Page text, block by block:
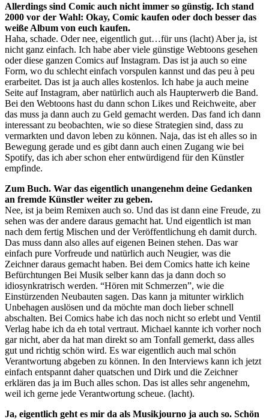
Allerdings sind Comic auch nicht immer so günstig. Ich stand
2000 vor der Wahl: Okay, Comic kaufen oder doch besser das
weiße Album von euch kaufen.
Haha, schade. Oder nee, eigentlich gut…für uns (lacht) Aber ja, ist
nicht ganz einfach. Ich habe aber viele günstige Webtoons gesehen
oder diese ganzen Comics auf Instagram. Das ist ja auch so eine
Form, wo du schlecht einfach vorspulen kannst und das peu à peu
erarbeitet. Das ist ja auch alles kostenlos. Ich habe ja auch meine
Seite auf Instagram, aber natürlich auch als Haupterwerb die Band.
Bei den Webtoons hast du dann schon Likes und Reichweite, aber
das muss ja dann auch zu Geld gemacht werden. Das fand ich dann
interessant zu beobachten, wie so diese Strategien sind, dass zu
vermarkten und davon leben zu können. Naja, das ist eh alles so in
Bewegung gerade und es gibt dann auch einen Zugang wie bei
Spotify, das ich aber schon eher entwürdigend für den Künstler
empfinde.
Zum Buch. War das eigentlich unangenehm deine Gedanken
an fremde Künstler weiter zu geben.
Nee, ist ja beim Remixen auch so. Und das ist dann eine Freude, zu
sehen was der andere daraus gemacht hat. Und eigentlich ist man
nach dem fertig Mischen und der Veröffentlichung eh damit durch.
Das muss dann also alles auf eigenen Beinen stehen. Das war
einfach pure Vorfreude und natürlich auch Neugier, was die
Zeichner daraus gemacht haben. Bei dem Comics hatte ich keine
Befürchtungen Bei Musik selber kann das ja dann doch so
idiosynkratrisch werden. “Hören mit Schmerzen”, wie die
Einstürzenden Neubauten sagen. Das kann ja mitunter wirklich
Unbehagen auslösen und da möchte man doch lieber schnell
abschalten. Bei Comics habe ich das noch nicht so erlebt und Ventil
Verlag habe ich da eh total vertraut. Michael kannte ich vorher noch
gar nicht, aber da hat man direkt so am Tonfall gemerkt, dass alles
gut und richtig schön wird. Es war eigentlich auch mal schön
Verantwortung abgeben zu können. In den Interviews kann ich jetzt
einfach entspannt daher quatschen und Dirk und die Zeichner
erklären das ja im Buch alles schon. Das ist alles sehr angenehm,
weil ich gerne jede Verantwortung scheue. (lacht).
Ja, eigentlich geht es mir da als Musikjourno ja auch so. Schön